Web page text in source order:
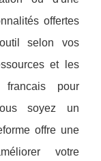
offertes
selon vos
et les
pour
soyez un
offre une
votre